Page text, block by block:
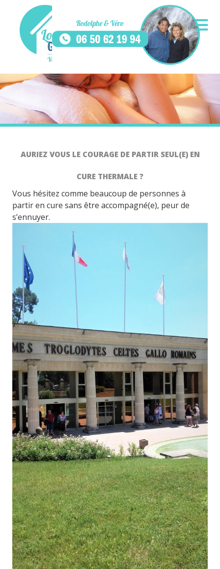
AURIEZ VOUS LE COURAGE DE PARTIR SEUL(E) EN
CURE THERMALE ?
Vous hésitez comme beaucoup de personnes à
partir en cure sans être accompagné(e), peur de
s’ennuyer.